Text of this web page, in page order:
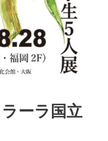
ーラ国立